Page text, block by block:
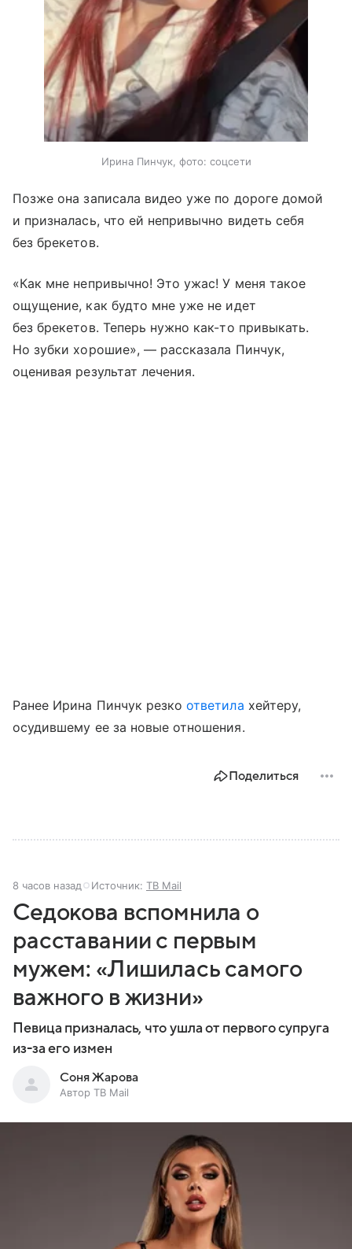
Ирина Пинчук, фото: соцсети
Позже она записала видео уже по дороге домой
и призналась, что ей непривычно видеть себя
без брекетов.
«Как мне непривычно! Это ужас! У меня такое
ощущение, как будто мне уже не идет
без брекетов. Теперь нужно как-то привыкать.
Но зубки хорошие», — рассказала Пинчук,
оценивая результат лечения.
Ранее Ирина Пинчук резкоответила хейтеру,
осудившему ее за новые отношения.
Поделиться
8 часов назад Источник: ТВ Mail
Седокова вспомнила о
расставании с первым
мужем: «Лишилась самого
важного в жизни»
Певица призналась, что ушла от первого супруга
из-за его измен
Соня Жарова
Автор ТВ Mail